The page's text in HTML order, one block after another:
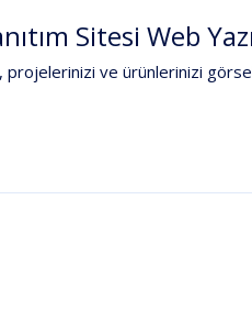
Sitesi Web
projelerinizi ve ürünlerinizi